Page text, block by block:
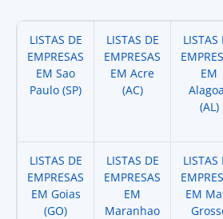
LISTAS DE
EMPRESAS
EM Sao
Paulo (SP)
LISTAS DE
EMPRESAS
EM Acre
(AC)
LISTAS
EM
(AL)
LISTAS DE
EMPRESAS
EM Goias
(GO)
LISTAS DE
EMPRESAS
EM
Maranhao
LISTAS
EM